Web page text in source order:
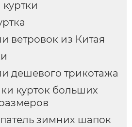
ветровок из Китая
дешевого трикотажа
курток больших
зимних шапок